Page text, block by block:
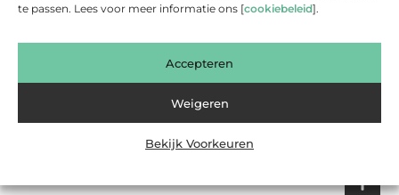
te passen. Lees voor meer informatie ons [cookiebeleid].
Accepteren
Weigeren
Bekijk Voorkeuren
Onze informatie
Cookiebeleid (EU)